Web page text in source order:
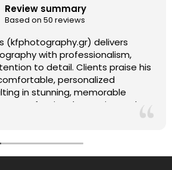
Review summary
Based on 50 reviews
(kfphotography.gr) delivers
with professionalism,
to detail. Clients praise his
personalized
in stunning, memorable
professional portraits, and
and reliable approach, Kostas